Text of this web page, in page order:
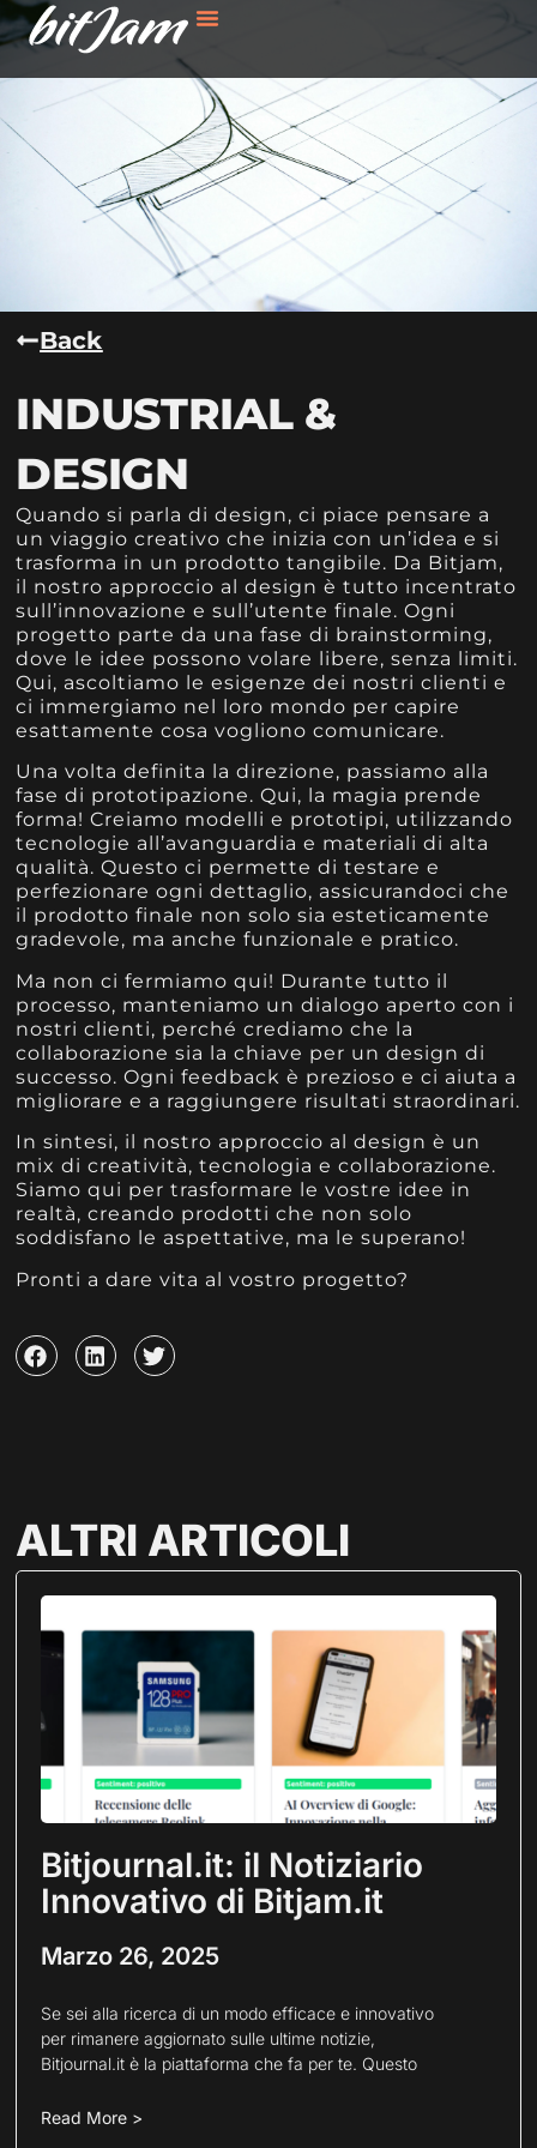
Back
INDUSTRIAL &
DESIGN
Quando si parla di design, ci piace pensare a
un viaggio creativo che inizia con un’idea e si
trasforma in un prodotto tangibile. Da Bitjam,
il nostro approccio al design è tutto incentrato
sull’innovazione e sull’utente finale. Ogni
progetto parte da una fase di brainstorming,
dove le idee possono volare libere, senza limiti.
Qui, ascoltiamo le esigenze dei nostri clienti e
ci immergiamo nel loro mondo per capire
esattamente cosa vogliono comunicare.
Una volta definita la direzione, passiamo alla
fase di prototipazione. Qui, la magia prende
forma! Creiamo modelli e prototipi, utilizzando
tecnologie all’avanguardia e materiali di alta
qualità. Questo ci permette di testare e
perfezionare ogni dettaglio, assicurandoci che
il prodotto finale non solo sia esteticamente
gradevole, ma anche funzionale e pratico.
Ma non ci fermiamo qui! Durante tutto il
processo, manteniamo un dialogo aperto con i
nostri clienti, perché crediamo che la
collaborazione sia la chiave per un design di
successo. Ogni feedback è prezioso e ci aiuta a
migliorare e a raggiungere risultati straordinari.
In sintesi, il nostro approccio al design è un
mix di creatività, tecnologia e collaborazione.
Siamo qui per trasformare le vostre idee in
realtà, creando prodotti che non solo
soddisfano le aspettative, ma le superano!
Pronti a dare vita al vostro progetto?
ALTRI ARTICOLI
Bitjournal.it: il Notiziario
Innovativo di Bitjam.it
Marzo 26, 2025
Se sei alla ricerca di un modo efficace e innovativo
per rimanere aggiornato sulle ultime notizie,
Bitjournal.it è la piattaforma che fa per te. Questo
Read More >